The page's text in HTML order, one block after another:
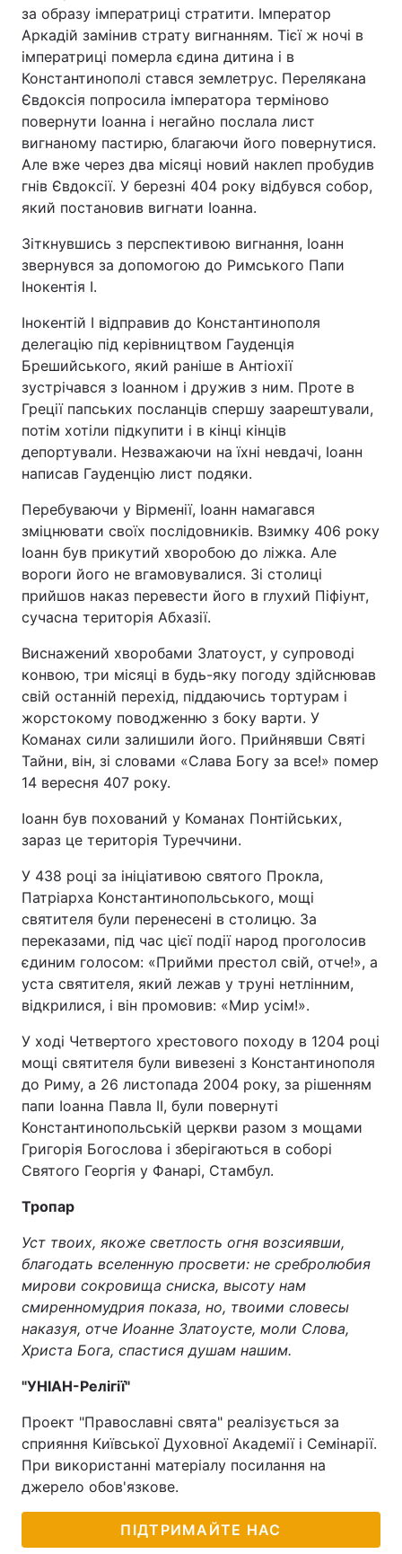
за образу імператриці стратити. Імператор
Аркадій замінив страту вигнанням. Тієї ж ночі в
імператриці померла єдина дитина і в
Константинополі стався землетрус. Перелякана
Євдоксія попросила імператора терміново
повернути Іоанна і негайно послала лист
вигнаному пастирю, благаючи його повернутися.
Але вже через два місяці новий наклеп пробудив
гнів Євдоксії. У березні 404 року відбувся собор,
який постановив вигнати Іоанна.
Зіткнувшись з перспективою вигнання, Іоанн
звернувся за допомогою до Римського Папи
Інокентія I.
Інокентій I відправив до Константинополя
делегацію під керівництвом Гауденція
Брешийського, який раніше в Антіохії
зустрічався з Іоанном і дружив з ним. Проте в
Греції папських посланців спершу заарештували,
потім хотіли підкупити і в кінці кінців
депортували. Незважаючи на їхні невдачі, Іоанн
написав Гауденцію лист подяки.
Перебуваючи у Вірменії, Іоанн намагався
зміцнювати своїх послідовників. Взимку 406 року
Іоанн був прикутий хворобою до ліжка. Але
вороги його не вгамовувалися. Зі столиці
прийшов наказ перевести його в глухий Піфіунт,
сучасна територія Абхазії.
Виснажений хворобами Златоуст, у супроводі
конвою, три місяці в будь-яку погоду здійснював
свій останній перехід, піддаючись тортурам і
жорстокому поводженню з боку варти. У
Команах сили залишили його. Прийнявши Святі
Тайни, він, зі словами «Слава Богу за все!» помер
14 вересня 407 року.
Іоанн був похований у Команах Понтійських,
зараз це територія Туреччини.
У 438 році за ініціативою святого Прокла,
Патріарха Константинопольського, мощі
святителя були перенесені в столицю. За
переказами, під час цієї події народ проголосив
єдиним голосом: «Прийми престол свій, отче!», а
уста святителя, який лежав у труні нетлінним,
відкрилися, і він промовив: «Мир усім!».
У ході Четвертого хрестового походу в 1204 році
мощі святителя були вивезені з Константинополя
до Риму, а 26 листопада 2004 року, за рішенням
папи Іоанна Павла II, були повернуті
Константинопольській церкви разом з мощами
Григорія Богослова і зберігаються в соборі
Святого Георгія у Фанарі, Стамбул.
Тропар
Уст твоих, якоже светлость огня возсиявши,
благодать вселенную просвети: не сребролюбия
мирови сокровища сниска, высоту нам
смиренномудрия показа, но, твоими словесы
наказуя, отче Иоанне Златоусте, моли Слова,
Христа Бога, спастися душам нашим.
"УНІАН-Релігії"
Проект "Православні свята" реалізується за
сприяння Київської Духовної Академії і Семінарії.
При використанні матеріалу посилання на
джерело обов'язкове.
ПІДТРИМАЙТЕ НАС